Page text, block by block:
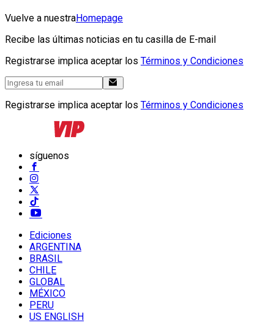
Vuelve a nuestraHomepage
Recibe las últimas noticias en tu casilla de E-mail
Registrarse implica aceptar los Términos y Condiciones
Registrarse implica aceptar los Términos y Condiciones
síguenos
Ediciones
ARGENTINA
BRASIL
CHILE
GLOBAL
MÉXICO
PERU
US ENGLISH